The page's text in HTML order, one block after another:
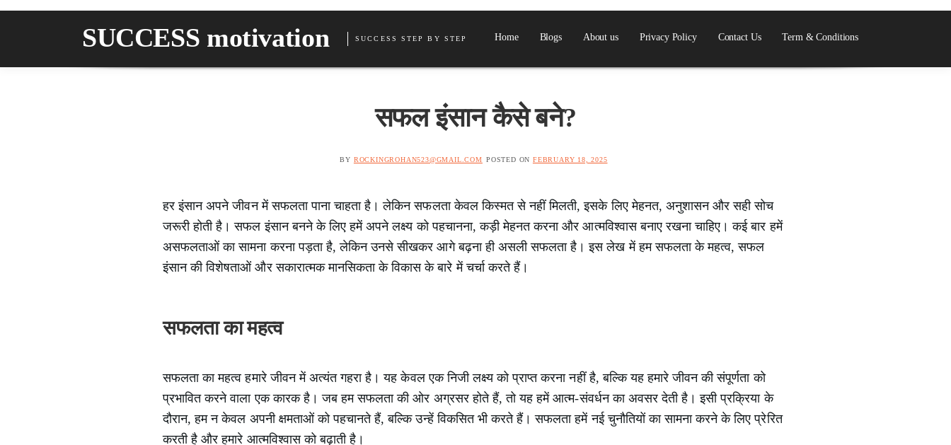
SUCCESS motivation SUCCESS STEP BY STEP Home Blogs About us Privacy Policy Contact Us Term & Conditions
सफल इंसान कैसे बने?
BY ROCKINGROHAN523@GMAIL.COM POSTED ON FEBRUARY 18, 2025
हर इंसान अपने जीवन में सफलता पाना चाहता है। लेकिन सफलता केवल किस्मत से नहीं मिलती, इसके लिए मेहनत, अनुशासन और सही सोच
जरूरी होती है। सफल इंसान बनने के लिए हमें अपने लक्ष्य को पहचानना, कड़ी मेहनत करना और आत्मविश्वास बनाए रखना चाहिए। कई बार हमें
असफलताओं का सामना करना पड़ता है, लेकिन उनसे सीखकर आगे बढ़ना ही असली सफलता है। इस लेख में हम सफलता के महत्व, सफल
इंसान की विशेषताओं और सकारात्मक मानसिकता के विकास के बारे में चर्चा करते हैं।
सफलता का महत्व
सफलता का महत्व हमारे जीवन में अत्यंत गहरा है। यह केवल एक निजी लक्ष्य को प्राप्त करना नहीं है, बल्कि यह हमारे जीवन की संपूर्णता को
प्रभावित करने वाला एक कारक है। जब हम सफलता की ओर अग्रसर होते हैं, तो यह हमें आत्म-संवर्धन का अवसर देती है। इसी प्रक्रिया के
दौरान, हम न केवल अपनी क्षमताओं को पहचानते हैं, बल्कि उन्हें विकसित भी करते हैं। सफलता हमें नई चुनौतियों का सामना करने के लिए प्रेरित
करती है और हमारे आत्मविश्वास को बढ़ाती है।